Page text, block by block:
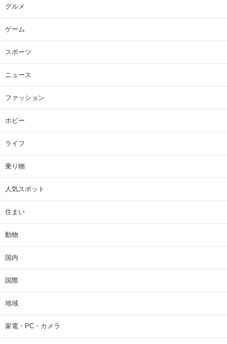
グルメ
ゲーム
スポーツ
ニュース
ファッション
ホビー
ライフ
乗り物
人気スポット
住まい
動物
国内
国際
地域
家電・PC・カメラ